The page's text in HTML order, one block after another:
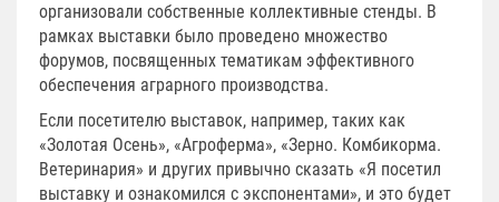
организовали собственные коллективные стенды. В
рамках выставки было проведено множество
форумов, посвященных тематикам эффективного
обеспечения аграрного производства.
Если посетителю выставок, например, таких как
«Золотая Осень», «Агроферма», «Зерно. Комбикорма.
Ветеринария» и других привычно сказать «Я посетил
выставку и ознакомился с экспонентами», и это будет